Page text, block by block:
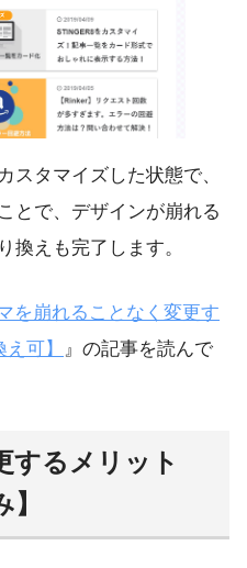
スタマイズした状態で、
とで、デザインが崩れる
換えも完了します。
を崩れることなく変更す
可】
』の記事を読んで
するメリット